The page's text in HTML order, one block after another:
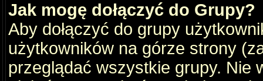
Jak mogę dołączyć do Grupy?
Aby dołączyć do grupy
użytkowników na górze strony
przeglądać wszystkie grupy. Nie